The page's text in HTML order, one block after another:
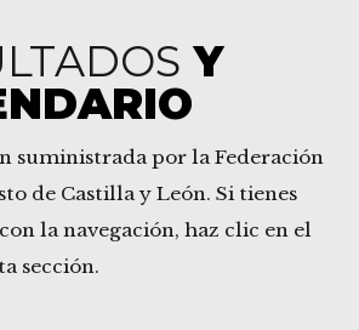
Y
suministrada por la Federación
de Castilla y León. Si tienes
la navegación, haz clic en el
sección.